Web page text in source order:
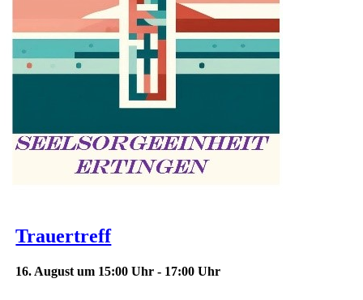
Trauertreff
16. August um 15:00 Uhr - 17:00 Uhr